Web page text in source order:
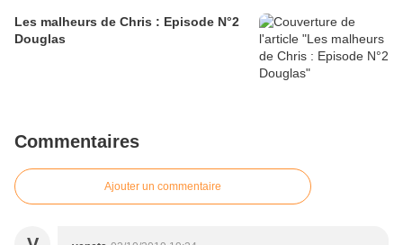
Les malheurs de Chris : Episode N°2
Douglas
Commentaires
Ajouter un commentaire